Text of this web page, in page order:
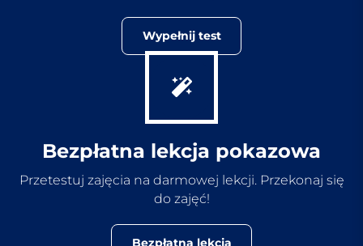
Wypełnij test
Bezpłatna lekcja pokazowa
Przetestuj zajęcia na darmowej lekcji. Przekonaj się
do zajęć!
Bezpłatna lekcja